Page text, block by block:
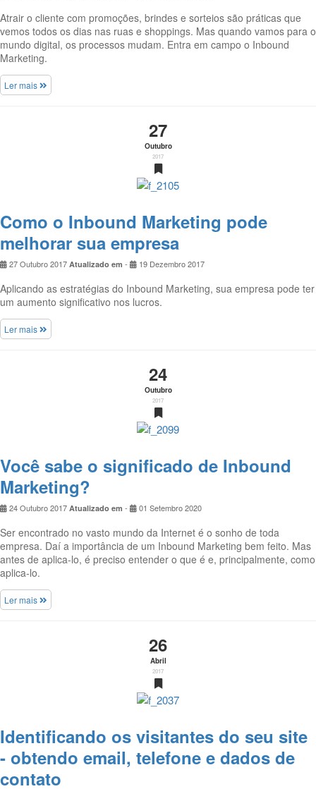
Atrair o cliente com promoções, brindes e sorteios são práticas que
vemos todos os dias nas ruas e shoppings. Mas quando vamos para o
mundo digital, os processos mudam. Entra em campo o Inbound
Marketing.
Ler mais
27
Outubro
2017
Como o Inbound Marketing pode
melhorar sua empresa
27 Outubro 2017 Atualizado em - 19 Dezembro 2017
Aplicando as estratégias do Inbound Marketing, sua empresa pode ter
um aumento significativo nos lucros.
Ler mais
24
Outubro
2017
Você sabe o significado de Inbound
Marketing?
24 Outubro 2017 Atualizado em - 01 Setembro 2020
Ser encontrado no vasto mundo da Internet é o sonho de toda
empresa. Daí a importância de um Inbound Marketing bem feito. Mas
antes de aplica-lo, é preciso entender o que é e, principalmente, como
aplica-lo.
Ler mais
26
Abril
2017
Identificando os visitantes do seu site
- obtendo email, telefone e dados de
contato